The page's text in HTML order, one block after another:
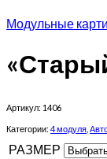
Модульные
Артикул: 1406
Категории: 4 модуля
РАЗМЕР